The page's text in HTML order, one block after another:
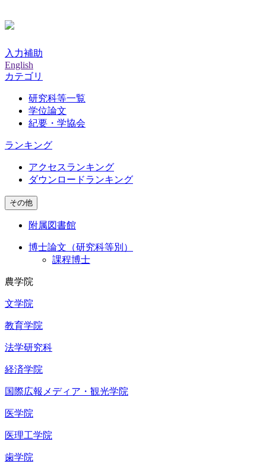
入力補助
English
カテゴリ
研究科等一覧
学位論文
紀要・学協会
ランキング
アクセスランキング
ダウンロードランキング
その他
附属図書館
博士論文（研究科等別）
課程博士
農学院
文学院
教育学院
法学研究科
経済学院
国際広報メディア・観光学院
医学院
医理工学院
歯学院